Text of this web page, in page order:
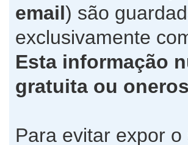
email) são
exclusivamente
Esta informação
gratuita ou
Para evitar expor